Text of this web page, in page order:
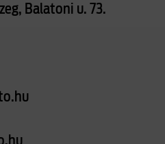
Balatoni u. 73.